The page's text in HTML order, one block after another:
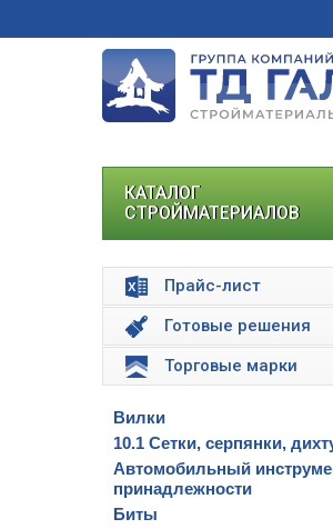
КАТАЛОГ
СТРОЙМАТЕРИАЛОВ
Прайс-лист
Готовые решения
Торговые марки
Вилки
10.1 Сетки, серпянки,
Автомобильный
принадлежности
Биты